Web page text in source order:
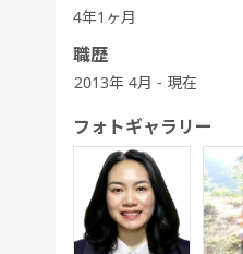
ワーホリ英会 ワーホリ英会
4年1ヶ月
職歴
2013年 4月 - 現在
フォトギャラリー